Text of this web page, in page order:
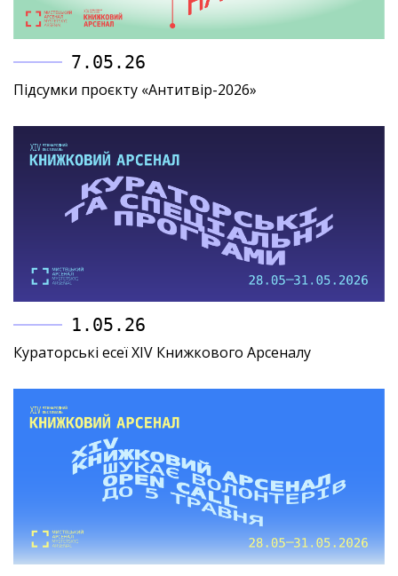
7.05.26
Підсумки проєкту «Антитвір-2026»
1.05.26
Кураторські есеї XIV Книжкового Арсеналу